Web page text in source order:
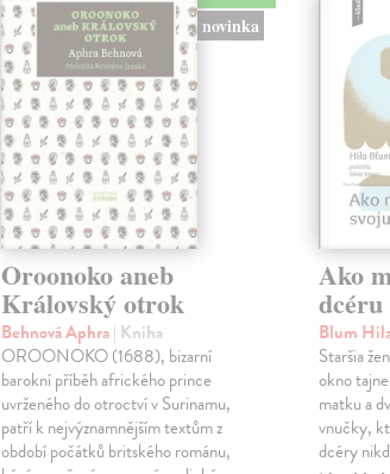
novinka
Oroonoko aneb
Královský otrok
Behnová Aphra| Kniha
OROONOKO (1688), bizarní
barokní příběh afrického prince
uvrženého do otroctví v Surinamu,
patří k nejvýznamnějším textům z
období počátků britského románu,
Ako
dcéru
Blum
Staršia
okno
matku a
vnučky,
dcéry